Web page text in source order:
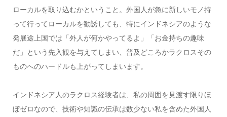
ローカルを取り込むかということ。外国人が急に新しいモノ持
って行ってローカルを勧誘しても、特にインドネシアのような
発展途上国では「外人が何かやってるよ」「お金持ちの趣味
だ」という先入観を与えてしまい、普及どころかラクロスその
ものへのハードルも上がってしまいます。
インドネシア人のラクロス経験者は、私の周囲を見渡す限りほ
ぼゼロなので、技術や知識の伝承は数少ない私を含めた外国人